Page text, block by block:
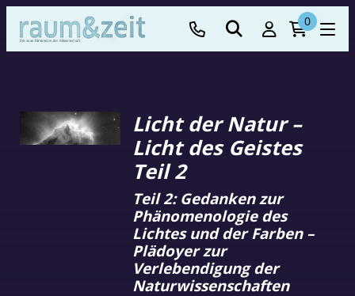
0
Licht der Natur –
Licht des Geistes
Teil 2
Teil 2: Gedanken zur
Phänomenologie des
Lichtes und der Farben –
Plädoyer zur
Verlebendigung der
Naturwissenschaften